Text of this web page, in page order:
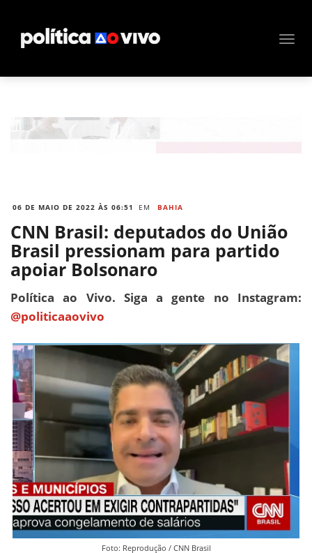
06 DE MAIO DE 2022 ÀS 06:51 EM BAHIA
CNN Brasil: deputados do União
Brasil pressionam para partido
apoiar Bolsonaro
Política ao Vivo. Siga a gente no Instagram:
@politicaaovivo
Foto: Reprodução / CNN Brasil